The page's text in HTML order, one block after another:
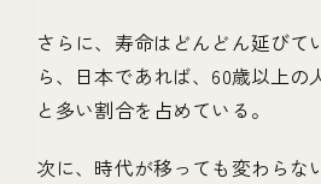
さらに、寿命はどんどん延びて
ら、日本であれば、60歳以上の
と多い割合を占めている。
次に、時代が移っても変わらな